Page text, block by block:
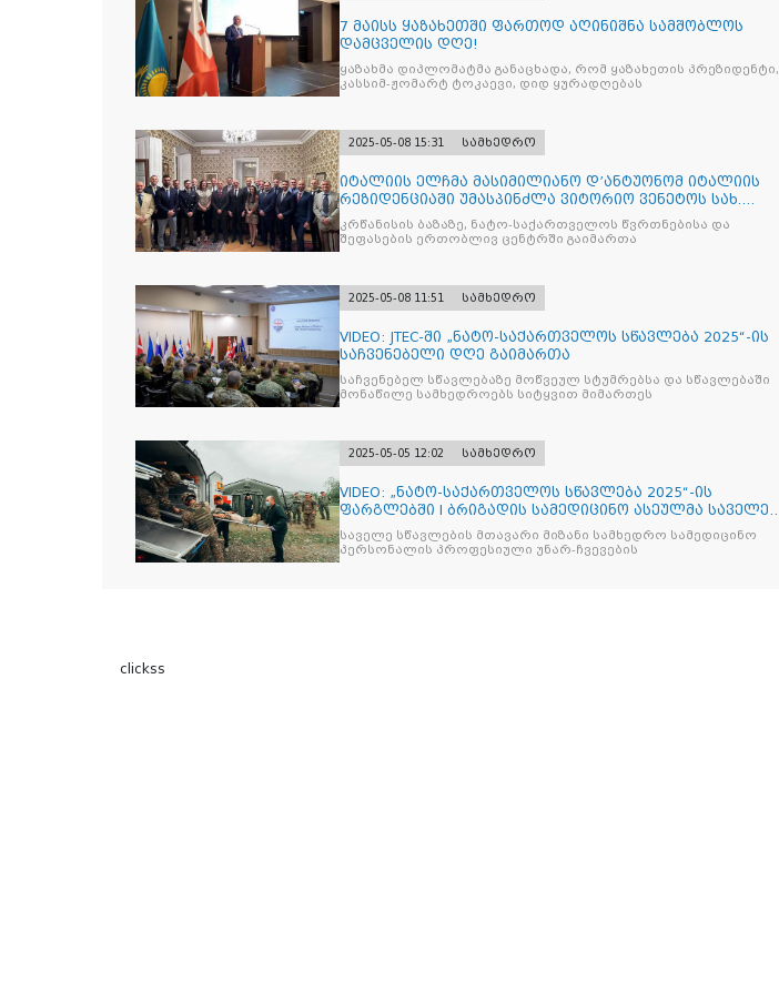
7 მაისს ყაზახეთში ფართოდ აღინიშნა სამშობლოს
დამცველის დღე!
ყაზახმა დიპლომატმა განაცხადა, რომ ყაზახეთის პრეზიდენტი,
კასსიმ-ჟომარტ ტოკაევი, დიდ ყურადღებას
2025-05-08 15:31 სამხედრო
იტალიის ელჩმა მასიმილიანო დ’ანტუონომ იტალიის
რეზიდენციაში უმასპინძლა ვიტორიო ვენეტოს სახ.
დივიზიის ს
კრწანისის ბაზაზე, ნატო-საქართველოს წვრთნებისა და
შეფასების ერთობლივ ცენტრში გაიმართა
2025-05-08 11:51 სამხედრო
VIDEO: JTEC-ში „ნატო-საქართველოს სწავლება 2025“-ის
საჩვენებელი დღე გაიმართა
საჩვენებელ სწავლებაზე მოწვეულ სტუმრებსა და სწავლებაში
მონაწილე სამხედროებს სიტყვით მიმართეს
2025-05-05 12:02 სამხედრო
VIDEO: „ნატო-საქართველოს სწავლება 2025“-ის
ფარგლებში I ბრიგადის სამედიცინო ასეულმა საველე
ჰოსპიტალის
საველე სწავლების მთავარი მიზანი სამხედრო სამედიცინო
პერსონალის პროფესიული უნარ-ჩვევების
clickss